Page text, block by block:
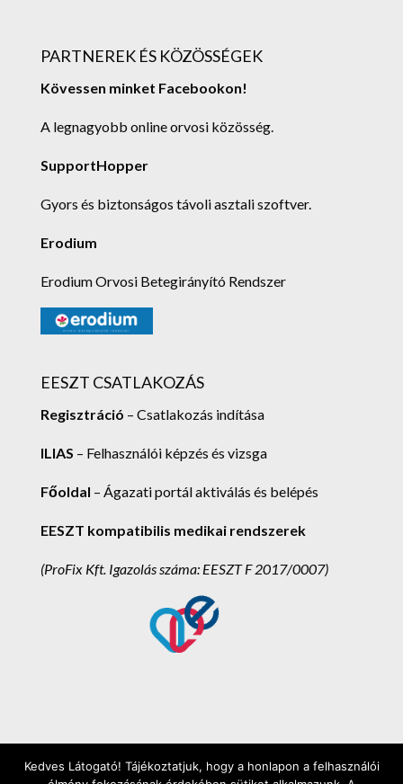
PARTNEREK ÉS KÖZÖSSÉGEK
Kövessen minket Facebookon!
A legnagyobb online orvosi közösség.
SupportHopper
Gyors és biztonságos távoli asztali szoftver.
Erodium
Erodium Orvosi Betegirányító Rendszer
EESZT CSATLAKOZÁS
Regisztráció – Csatlakozás indítása
ILIAS – Felhasználói képzés és vizsga
Főoldal – Ágazati portál aktiválás és belépés
EESZT kompatibilis medikai rendszerek
(ProFix Kft. Igazolás száma: EESZT F 2017/0007)
ProFix Kft. 2025. - Minden jog fenntartva! -
Kedves Látogató! Tájékoztatjuk, hogy a honlapon a felhasználói